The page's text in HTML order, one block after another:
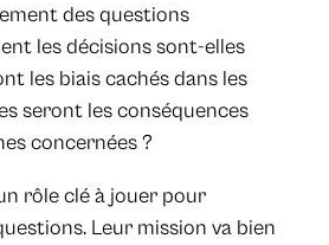
des questions
les décisions sont-elles
les biais cachés dans les
seront les conséquences
concernées ?
rôle clé à jouer pour
Leur mission va bien